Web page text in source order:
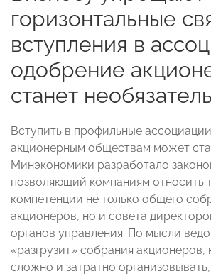
горизонтальные
вступления в
одобрение
станет
Вступить в профильные
акционерным обществам может
Минэкономики разработало
позволяющий компаниям относить
компетенции не только общего
акционеров, но и совета
органов управления. По мысли
«разгрузит» собрания акционеров,
сложно и затратно